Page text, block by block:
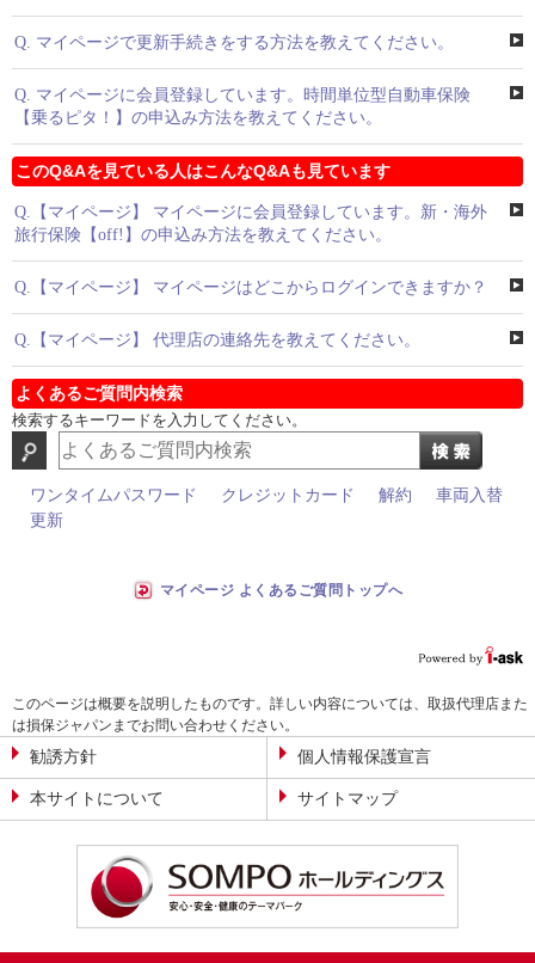
Q. マイページで更新手続きをする方法を教えてください。
Q. マイページに会員登録しています。時間単位型自動車保険
【乗るピタ！】の申込み方法を教えてください。
このQ&Aを見ている人はこんなQ&Aも見ています
Q.
【マイページ】 マイページに会員登録しています。新・海外
旅行保険【off!】の申込み方法を教えてください。
Q. 【マイページ】 マイページはどこからログインできますか？
Q. 【マイページ】 代理店の連絡先を教えてください。
よくあるご質問内検索
検索するキーワードを入力してください。
ワンタイムパスワード クレジットカード 解約
車両入替
更新
マイページ よくあるご質問トップへ
このページは概要を説明したものです。詳しい内容については、取扱代理店また
は損保ジャパンまでお問い合わせください。
勧誘方針 個人情報保護宣言
本サイトについて サイトマップ